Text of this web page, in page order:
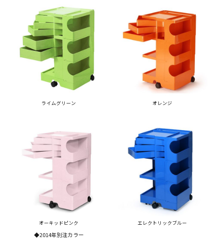
ライムグリーン オレンジ
オーキッドピンク
◆2014年別注カラー
エレクトリックブルー